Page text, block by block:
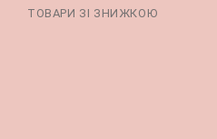
ТОВАРИ ЗІ ЗНИЖКОЮ